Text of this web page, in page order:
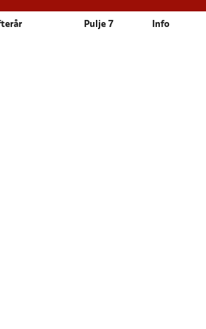
Pulje 7 Info